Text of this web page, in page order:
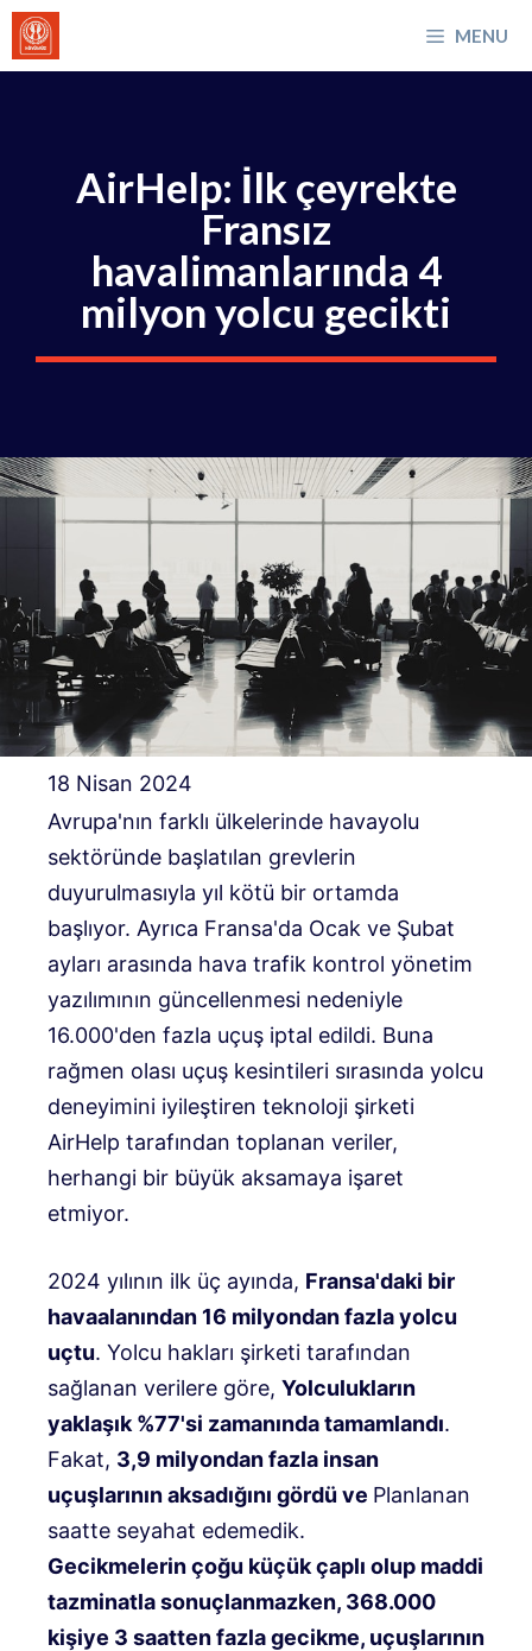
İçeriğe
atla
MENU
AirHelp: İlk çeyrekte
Fransız
havalimanlarında 4
milyon yolcu gecikti
18 Nisan 2024
Avrupa'nın farklı ülkelerinde havayolu
sektöründe başlatılan grevlerin
duyurulmasıyla yıl kötü bir ortamda
başlıyor. Ayrıca Fransa'da Ocak ve Şubat
ayları arasında hava trafik kontrol yönetim
yazılımının güncellenmesi nedeniyle
16.000'den fazla uçuş iptal edildi. Buna
rağmen olası uçuş kesintileri sırasında yolcu
deneyimini iyileştiren teknoloji şirketi
AirHelp tarafından toplanan veriler,
herhangi bir büyük aksamaya işaret
etmiyor.
2024 yılının ilk üç ayında, Fransa'daki bir
havaalanından 16 milyondan fazla yolcu
uçtu. Yolcu hakları şirketi tarafından
sağlanan verilere göre, Yolculukların
yaklaşık %77'si zamanında tamamlandı.
Fakat, 3,9 milyondan fazla insan
uçuşlarının aksadığını gördü ve Planlanan
saatte seyahat edemedik.
Gecikmelerin çoğu küçük çaplı olup maddi
tazminatla sonuçlanmazken, 368.000
kişiye 3 saatten fazla gecikme, uçuşlarının